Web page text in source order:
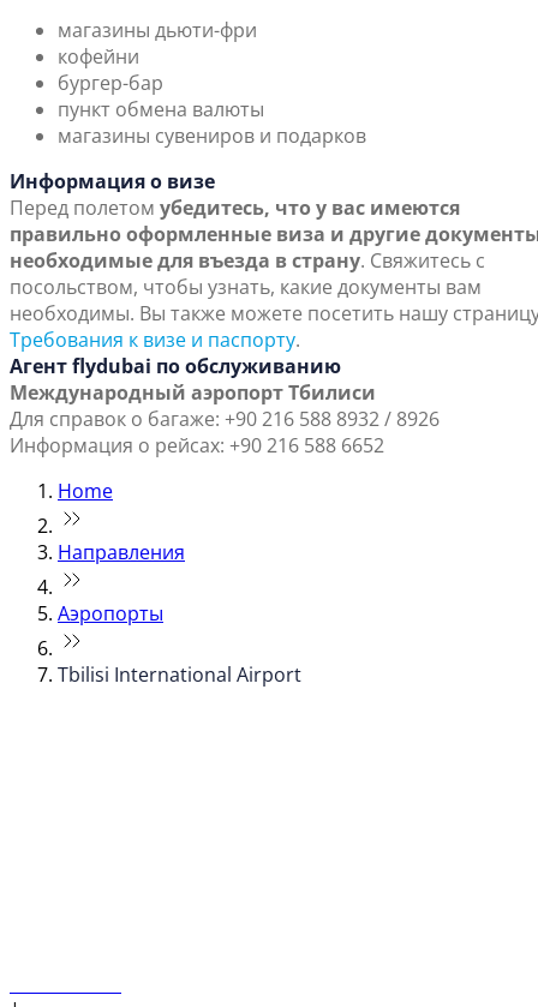
магазины дьюти-фри
кофейни
бургер-бар
пункт обмена валюты
магазины сувениров и подарков
Информация о визе
Перед полетом убедитесь, что у вас имеются
правильно оформленные виза и другие
необходимые для въезда в страну. Свяжитесь с
посольством, чтобы узнать, какие документы вам
необходимы. Вы также можете посетить нашу
Требования к визе и паспорту.
Агент flydubai по обслуживанию
Международный аэропорт Тбилиси
Для справок о багаже: +90 216 588 8932 / 8926
Информация о рейсах: +90 216 588 6652
Home
Направления
Аэропорты
Tbilisi International Airport